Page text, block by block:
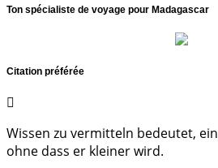
Ton spécialiste de voyage pour Madagascar
Citation préférée
Wissen zu vermitteln bedeutet,
ohne dass er kleiner wird.